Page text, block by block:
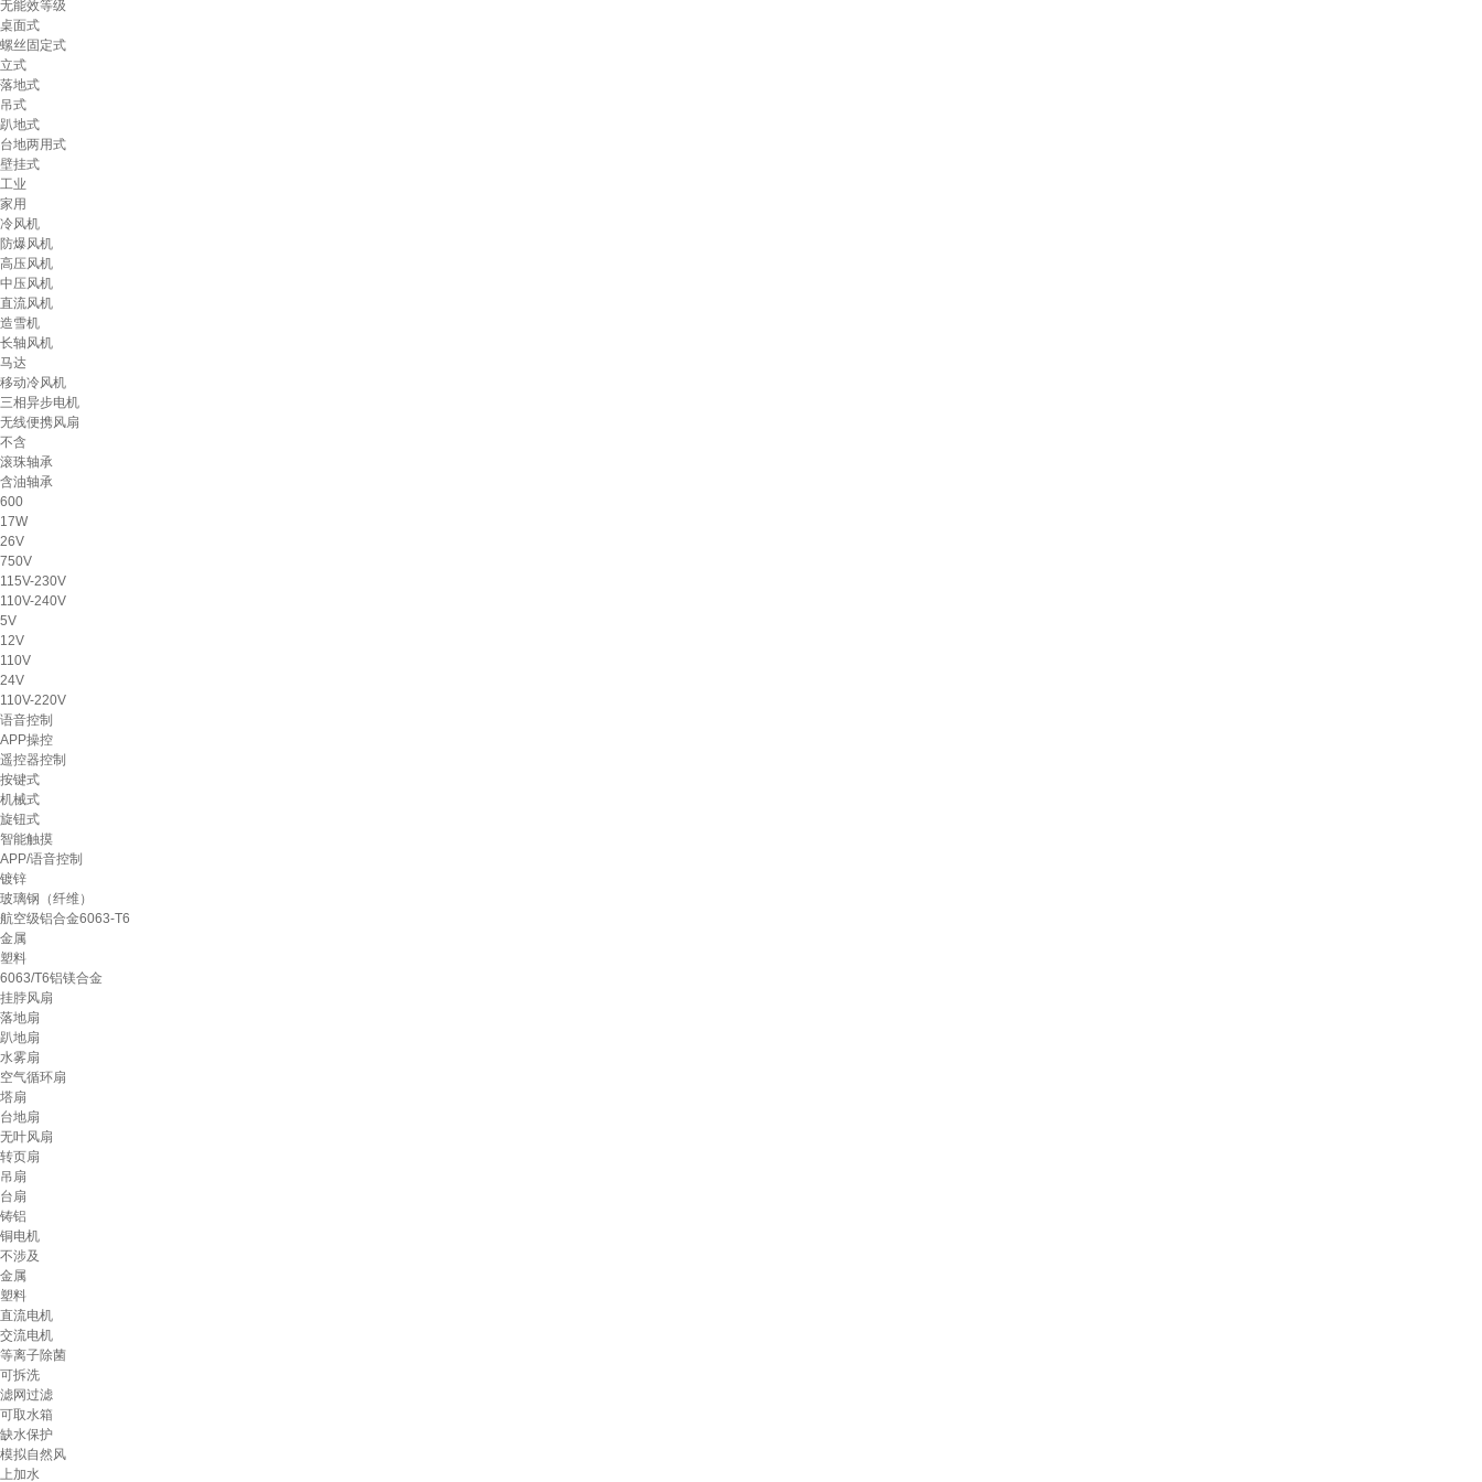
无能效等级
桌面式
螺丝固定式
立式
落地式
吊式
趴地式
台地两用式
壁挂式
工业
家用
冷风机
防爆风机
高压风机
中压风机
直流风机
造雪机
长轴风机
马达
移动冷风机
三相异步电机
无线便携风扇
不含
滚珠轴承
含油轴承
600
17W
26V
750V
115V-230V
110V-240V
5V
12V
110V
24V
110V-220V
语音控制
APP操控
遥控器控制
按键式
机械式
旋钮式
智能触摸
APP/语音控制
镀锌
玻璃钢（纤维）
航空级铝合金6063-T6
金属
塑料
6063/T6铝镁合金
挂脖风扇
落地扇
趴地扇
水雾扇
空气循环扇
塔扇
台地扇
无叶风扇
转页扇
吊扇
台扇
铸铝
铜电机
不涉及
金属
塑料
直流电机
交流电机
等离子除菌
可拆洗
滤网过滤
可取水箱
缺水保护
模拟自然风
上加水